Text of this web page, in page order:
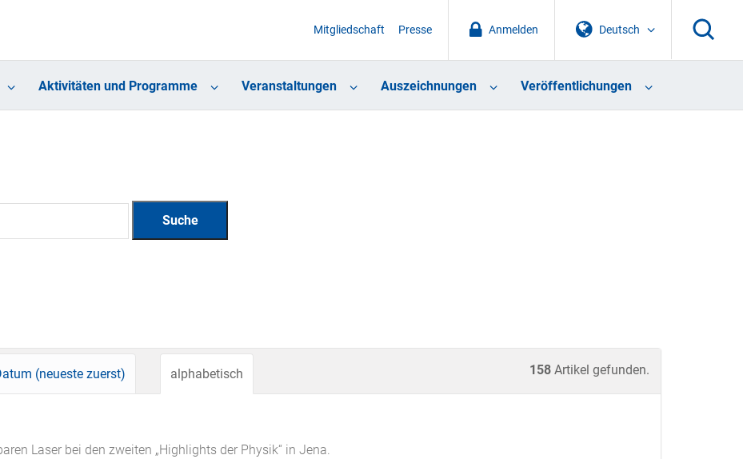
Deutsch
Anmelden
Mitgliedschaft Presse
Aktivitäten und Programme Veranstaltungen Auszeichnungen Veröffentlichungen
158 Artikel gefunden.
(neueste zuerst) alphabetisch
Laser bei den zweiten „Highlights der Physik“ in Jena.